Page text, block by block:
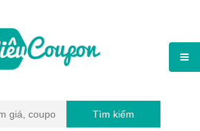
Tìm kiếm